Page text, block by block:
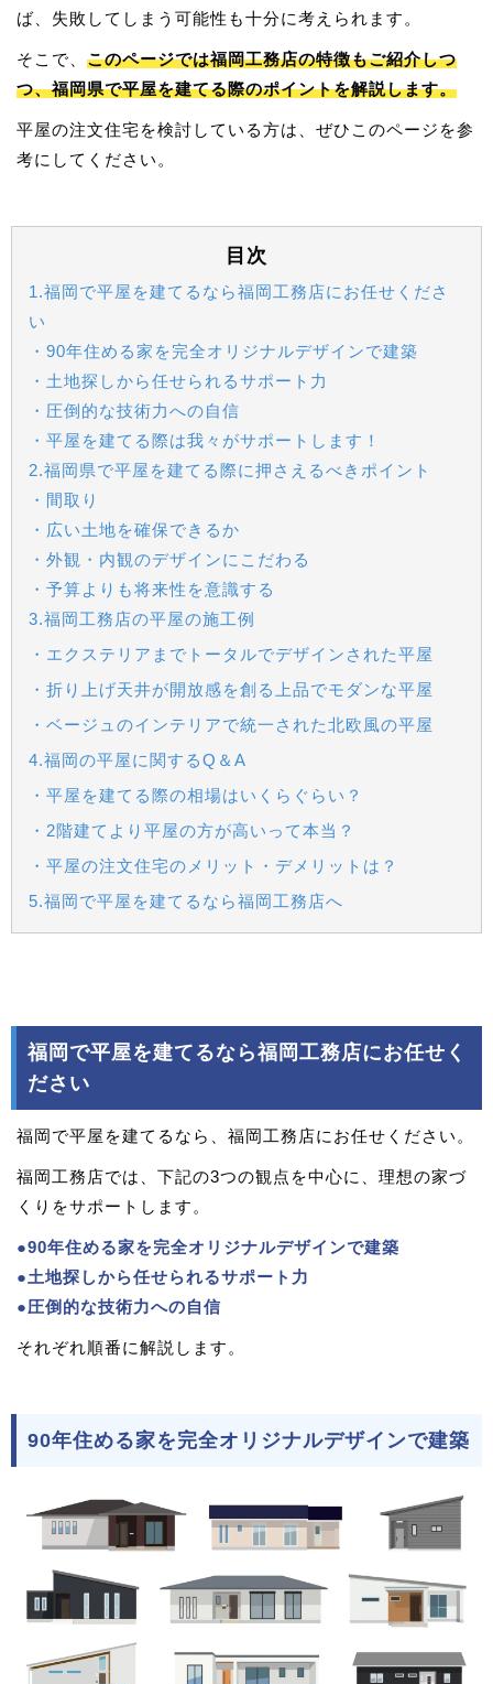
ば、失敗してしまう可能性も十分に考えられます。
そこで、 このページでは福岡工務店の特徴もご紹介しつ
つ、福岡県で平屋を建てる際のポイントを解説します。
平屋の注文住宅を検討している方は、ぜひこのページを参
考にしてください。
目次
1.福岡で平屋を建てるなら福岡工務店にお任せくださ
い
・90年住める家を完全オリジナルデザインで建築
・土地探しから任せられるサポート力
・圧倒的な技術力への自信
・平屋を建てる際は我々がサポートします！
2.福岡県で平屋を建てる際に押さえるべきポイント
・間取り
・広い土地を確保できるか
・外観・内観のデザインにこだわる
・予算よりも将来性を意識する
3.福岡工務店の平屋の施工例
・エクステリアまでトータルでデザインされた平屋
・折り上げ天井が開放感を創る上品でモダンな平屋
・ベージュのインテリアで統一された北欧風の平屋
4.福岡の平屋に関するQ＆A
・平屋を建てる際の相場はいくらぐらい？
・2階建てより平屋の方が高いって本当？
・平屋の注文住宅のメリット・デメリットは？
5.福岡で平屋を建てるなら福岡工務店へ
福岡で平屋を建てるなら福岡工務店にお任せく
ださい
福岡で平屋を建てるなら、福岡工務店にお任せください。
福岡工務店では、下記の3つの観点を中心に、理想の家づ
くりをサポートします。
●90年住める家を完全オリジナルデザインで建築
●土地探しから任せられるサポート力
●圧倒的な技術力への自信
それぞれ順番に解説します。
90年住める家を完全オリジナルデザインで建築